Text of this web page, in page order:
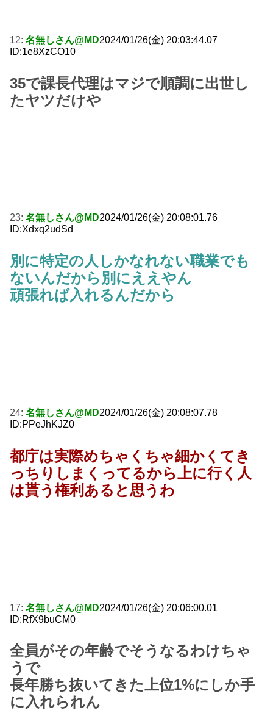
12: 名無しさん@MD2024/01/26(金) 20:03:44.07
ID:1e8XzCO10
35で課長代理はマジで順調に出世し
たヤツだけや
23: 名無しさん@MD2024/01/26(金) 20:08:01.76
ID:Xdxq2udSd
別に特定の人しかなれない職業でも
ないんだから別にええやん
頑張れば入れるんだから
24: 名無しさん@MD2024/01/26(金) 20:08:07.78
ID:PPeJhKJZ0
都庁は実際めちゃくちゃ細かくてき
っちりしまくってるから上に行く人
は貰う権利あると思うわ
17: 名無しさん@MD2024/01/26(金) 20:06:00.01
ID:RfX9buCM0
全員がその年齢でそうなるわけちゃ
うで
長年勝ち抜いてきた上位1%にしか手
に入れられん